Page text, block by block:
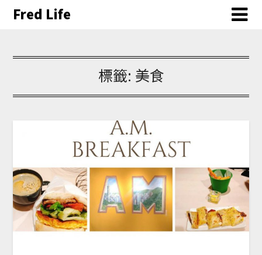
Fred Life
標籤: 美食